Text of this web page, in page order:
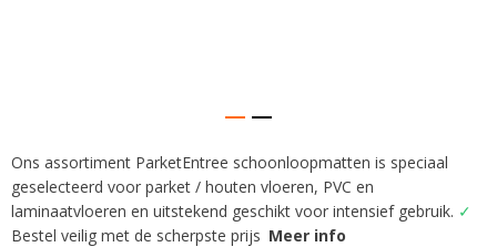
Ga
naar
het
begin
Ons assortiment ParketEntree schoonloopmatten is speciaal
geselecteerd voor parket / houten vloeren, PVC en
laminaatvloeren en uitstekend geschikt voor intensief gebruik. ✓
Bestel veilig met de scherpste prijs Meer info